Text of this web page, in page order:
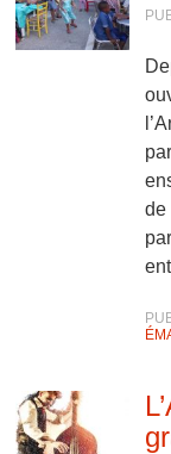
de